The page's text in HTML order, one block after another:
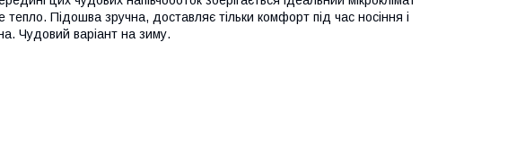
Підошва зручна, доставляє тільки комфорт під час носіння і
Чудовий варіант на зиму.